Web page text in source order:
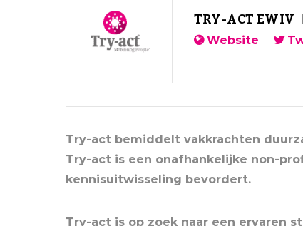
TRY-ACT EWIV
Website
Try-act bemiddelt vakkrachten
Try-act is een onafhankelijke non-
kennisuitwisseling bevordert.
Try-act is op zoek naar een ervaren